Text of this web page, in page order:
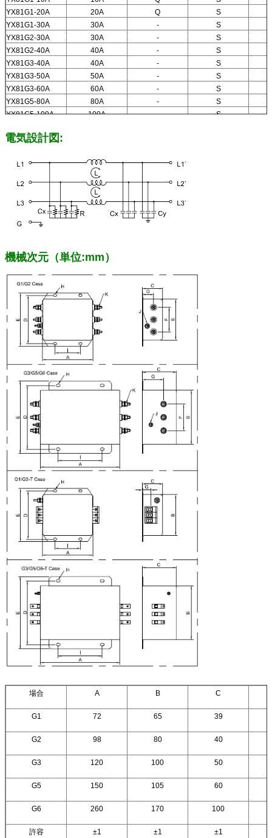
YX81G1-20A
20A Q
S
YX81G1-30A
30A -
S
YX81G2-30A
30A -
S
YX81G2-40A
40A -
S
YX81G3-40A
40A -
S
YX81G3-50A
50A -
S
YX81G3-60A
60A -
S
YX81G5-80A
80A -
S
YX81G5-100A
100A -
S
電気設計図:
機械次元（単位:mm）
場合 A B C
G1 72 65 39
G2 98 80 40
G3 120 100 50
G5 150 105 60
G6 260 170 100
許容 ±1 ±1 ±1